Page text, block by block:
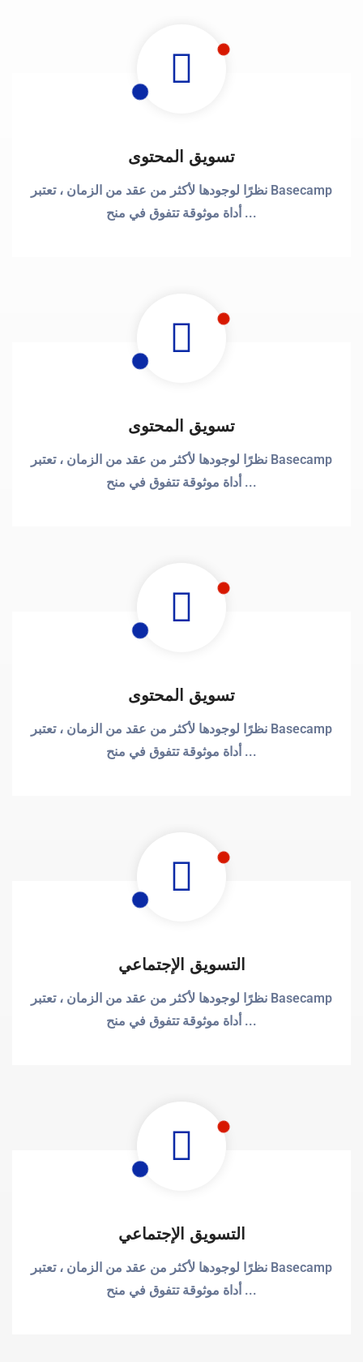
تسويق المحتوى
نظرًا لوجودها لأكثر من عقد من الزمان ، تعتبر Basecamp
أداة موثوقة تتفوق في منح ...
تسويق المحتوى
نظرًا لوجودها لأكثر من عقد من الزمان ، تعتبر Basecamp
أداة موثوقة تتفوق في منح ...
تسويق المحتوى
نظرًا لوجودها لأكثر من عقد من الزمان ، تعتبر Basecamp
أداة موثوقة تتفوق في منح ...
التسويق الإجتماعي
نظرًا لوجودها لأكثر من عقد من الزمان ، تعتبر Basecamp
أداة موثوقة تتفوق في منح ...
التسويق الإجتماعي
نظرًا لوجودها لأكثر من عقد من الزمان ، تعتبر Basecamp
أداة موثوقة تتفوق في منح ...